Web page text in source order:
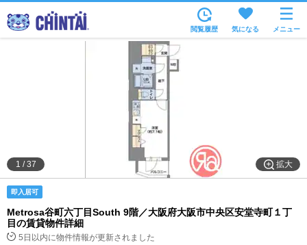
沿線・駅から
住所から
家賃相場から
物件特集から
不動産会社から
閲覧履歴 気になる メニュー
拡大
1 /37
即入居可
Metrosa谷町六丁目South 9階／大阪府大阪市中央区安堂寺町１丁
目の賃貸物件詳細
5日以内に物件情報が更新されました